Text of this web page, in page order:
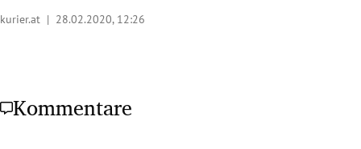
kurier.at | 28.02.2020, 12:26
Kommentare